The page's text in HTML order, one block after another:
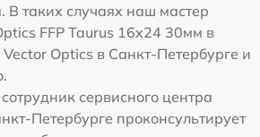
В таких случаях наш мастер
FFP Taurus 16x24 30мм в
Optics в Санкт-Петербурге и
сервисного центра
Петербурге проконсультирует